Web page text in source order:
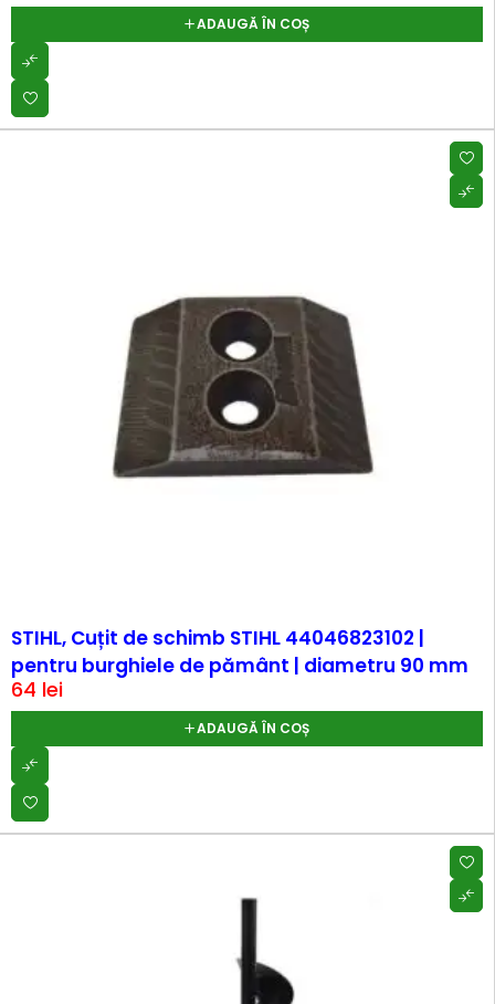
ADAUGĂ ÎN COȘ
STIHL, Cuțit de schimb STIHL 44046823102 |
pentru burghiele de pământ | diametru 90 mm
64 lei
ADAUGĂ ÎN COȘ